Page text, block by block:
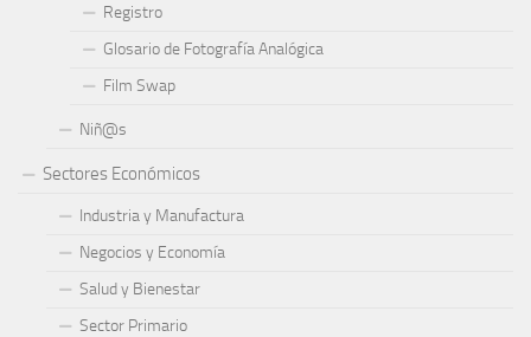
Registro
Glosario de Fotografía Analógica
Film Swap
Niñ@s
Sectores Económicos
Industria y Manufactura
Negocios y Economía
Salud y Bienestar
Sector Primario